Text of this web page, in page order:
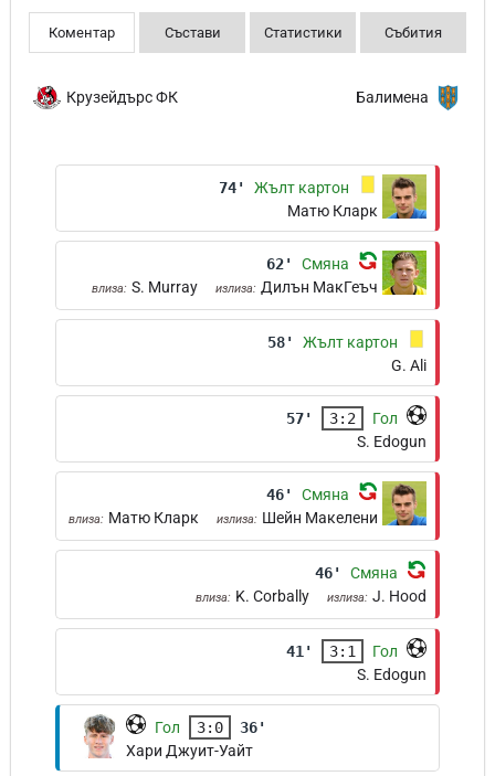
Коментар Състави Статистики Събития
Крузейдърс ФК Балимена
74'
Жълт картон
Матю Кларк
62' Смяна
влиза: S. Murray излиза: Дилън МакГеъч
58'
Жълт картон
G. Ali
57' 3:2
Гол
S. Edogun
46' Смяна
влиза: Матю Кларк излиза: Шейн Макелени
46' Смяна
влиза: K. Corbally излиза: J. Hood
41' 3:1
Гол
S. Edogun
Гол 3:0
36'
Хари Джуит-Уайт